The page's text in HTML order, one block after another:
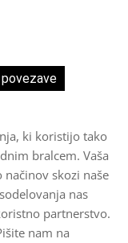
povezave
ki koristijo tako
bralcem. Vaša
skozi naše
nas
partnerstvo.
nam na